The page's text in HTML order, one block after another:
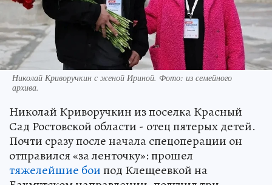
Николай Криворучкин с женой Ириной. Фото: из семейного
архива.
Николай Криворучкин из поселка Красный
Сад Ростовской области - отец пятерых детей.
Почти сразу после начала спецоперации он
отправился «за ленточку»: прошел
тяжелейшие боипод Клещеевкой на